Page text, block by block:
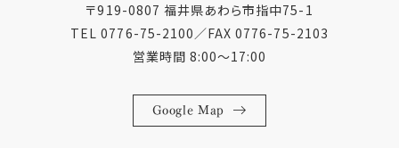
〒919-0807 福井県あわら市指中75-1
TEL 0776-75-2100／FAX 0776-75-2103
営業時間 8:00〜17:00
Google Map